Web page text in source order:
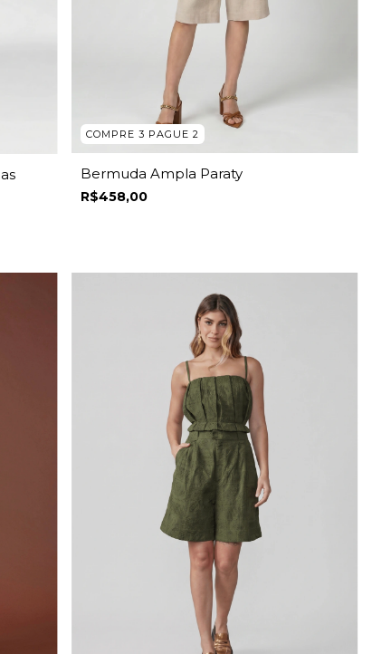
COMPRE 3 PAGUE 2
Bermuda Ampla Paraty
R$458,00